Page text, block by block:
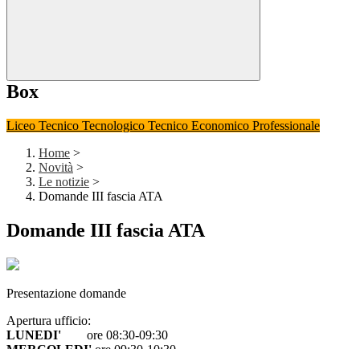
Box
Liceo Tecnico Tecnologico Tecnico Economico Professionale
Home >
Novità >
Le notizie >
Domande III fascia ATA
Domande III fascia ATA
Presentazione domande
Apertura ufficio:
LUNEDI' ore 08:30-09:30